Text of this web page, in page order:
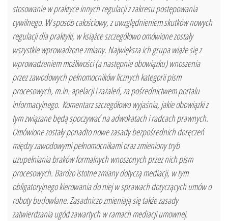
stosowanie w praktyce innych regulacji z zakresu postępowania
cywilnego. W sposób całościowy, z uwzględnieniem skutków nowych
regulacji dla praktyki, w książce szczegółowo omówione zostały
wszystkie wprowadzone zmiany. Największa ich grupa wiąże się z
wprowadzeniem możliwości (a następnie obowiązku) wnoszenia
przez zawodowych pełnomocników licznych kategorii pism
procesowych, m.in. apelacji i zażaleń, za pośrednictwem portalu
informacyjnego. Komentarz szczegółowo wyjaśnia, jakie obowiązki z
tym związane będą spoczywać na adwokatach i radcach prawnych.
Omówione zostały ponadto nowe zasady bezpośrednich doręczeń
między zawodowymi pełnomocnikami oraz zmieniony tryb
uzupełniania braków formalnych wnoszonych przez nich pism
procesowych. Bardzo istotne zmiany dotyczą mediacji, w tym
obligatoryjnego kierowania do niej w sprawach dotyczących umów o
roboty budowlane. Zasadniczo zmieniają się także zasady
zatwierdzania ugód zawartych w ramach mediacji umownej.